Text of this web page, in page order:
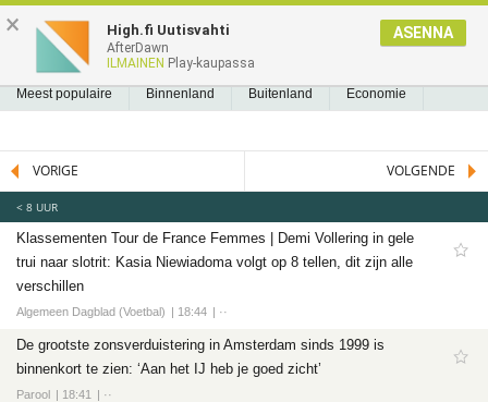
NIEUWS2.NL
Nieuws
Meest populaire
Buitenland
Voetbal
Ajax
Cambuur
Feyenoord
NIEUWS REEDS GELEZEN BLADWIJZERS
Meest populaire Binnenland Buitenland Economie
VORIGE VOLGENDE
< 8 UUR
Klassementen Tour de France Femmes | Demi Vollering in gele
trui naar slotrit: Kasia Niewiadoma volgt op 8 tellen, dit zijn alle
verschillen
Algemeen Dagblad (Voetbal) 18:44 ··
De grootste zonsverduistering in Amsterdam sinds 1999 is
binnenkort te zien: ‘Aan het IJ heb je goed zicht’
Parool 18:41 ··
× High.fi Uutisvahti
AfterDawn
ILMAINEN Play-kaupassa
ASENNA